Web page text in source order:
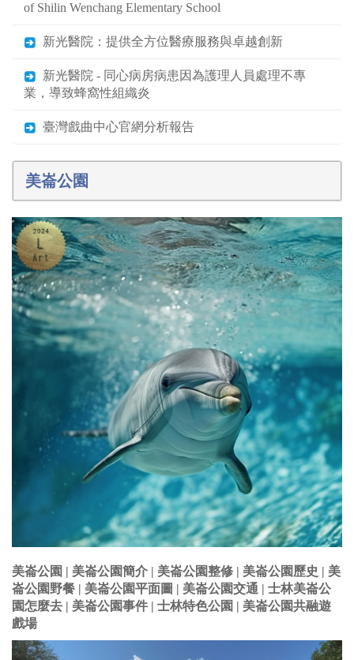
of Shilin Wenchang Elementary School
新光醫院：提供全方位醫療服務與卓越創新
新光醫院 - 同心病房病患因為護理人員處理不專
業，導致蜂窩性組織炎
臺灣戲曲中心官網分析報告
美崙公園
美崙公園 | 美崙公園簡介 | 美崙公園整修 | 美崙公園歷史 | 美
崙公園野餐 | 美崙公園平面圖 | 美崙公園交通 | 士林美崙公
園怎麼去 | 美崙公園事件 | 士林特色公園 | 美崙公園共融遊
戲場